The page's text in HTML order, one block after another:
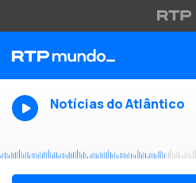
Notícias do Atlântico